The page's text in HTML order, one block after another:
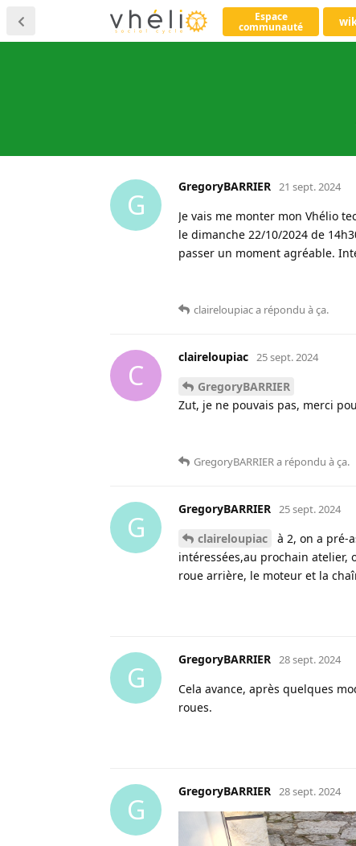
Espace
communauté
G
GregoryBARRIER 21 sept. 2024
Je vais me monter mon Vhélio
le dimanche 22/10/2024 de
passer un moment agréable.
claireloupiaca répondu à ça.
C
claireloupiac 25 sept. 2024
GregoryBARRIER
Zut, je ne pouvais pas, merci
GregoryBARRIERa répondu à ça.
G
GregoryBARRIER 25 sept. 2024
claireloupiac
à 2, on a pré-
intéressées,au prochain atelier,
roue arrière, le moteur et la
G
GregoryBARRIER 28 sept. 2024
Cela avance, après quelques
roues.
G
GregoryBARRIER 28 sept. 2024